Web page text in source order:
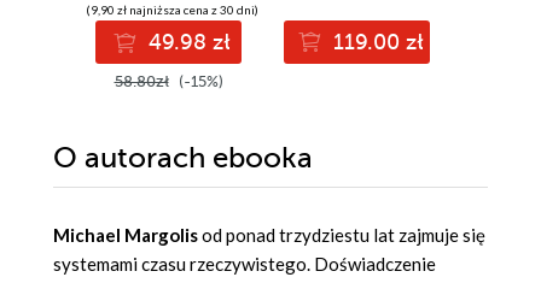
(9,90 zł najniższa cena z 30 dni)
49.98 zł
58.80zł (-15%)
elektronicznych
119.00 zł
O autorach ebooka
Michael Margolisod ponad trzydziestu lat zajmuje się
systemami czasu rzeczywistego. Doświadczenie